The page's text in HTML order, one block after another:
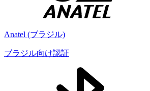
Anatel (ブラジル)
ブラジル向け認証